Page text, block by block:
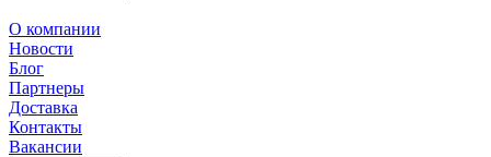
О компании
Новости
Блог
Партнеры
Доставка
Контакты
Вакансии